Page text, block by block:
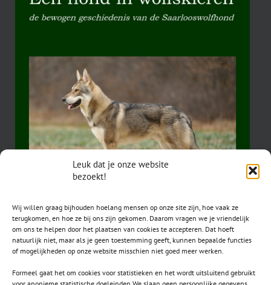
Leuk dat je onze website
bezoekt!
Wij willen graag bijhouden hoelang mensen op onze site zijn, hoe vaak ze
terugkomen, en hoe ze bij ons zijn gekomen. Daarom vragen we je vriendelijk
om ons te helpen door het plaatsen van cookies te accepteren. Dat hoeft
natuurlijk niet, maar als je geen toestemming geeft, kunnen bepaalde functies
of mogelijkheden op onze website misschien niet goed meer werken.
Formeel gaat het om cookies voor statistieken en het wordt uitsluitend gebruikt